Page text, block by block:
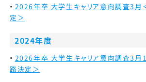
2026年卒 大学生キャリア意向調査3月
定＞
2024年度
2026年卒 大学生キャリア意向調査3月
路決定＞